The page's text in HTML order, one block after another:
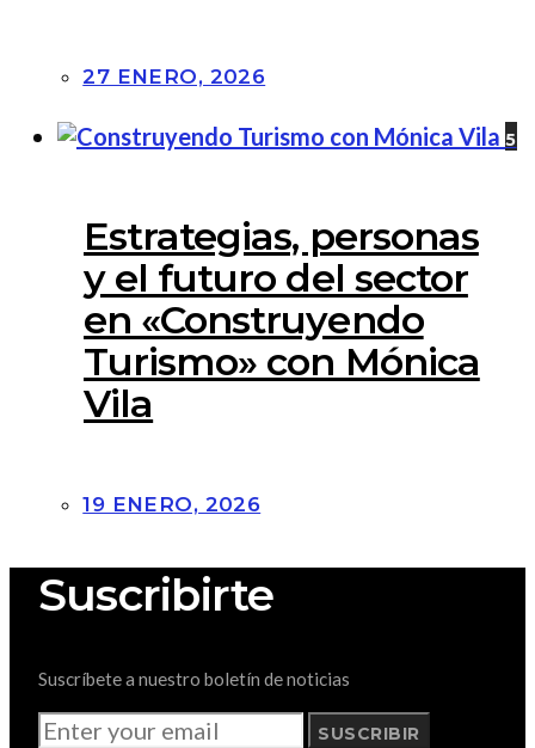
27 ENERO, 2026
5
Estrategias, personas
y el futuro del sector
en «Construyendo
Turismo» con Mónica
Vila
19 ENERO, 2026
Suscribirte
Suscríbete a nuestro boletín de noticias
SUSCRIBIR